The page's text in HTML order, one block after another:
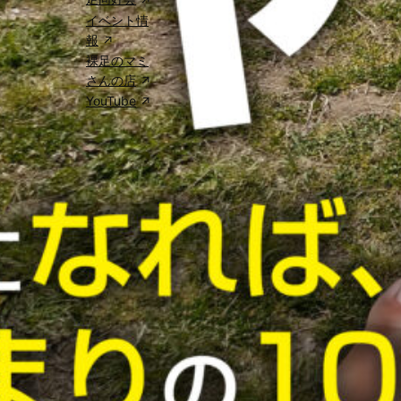
イベント情
報
裸足のマミ
さんの店
YouTube
ト内検索
検索